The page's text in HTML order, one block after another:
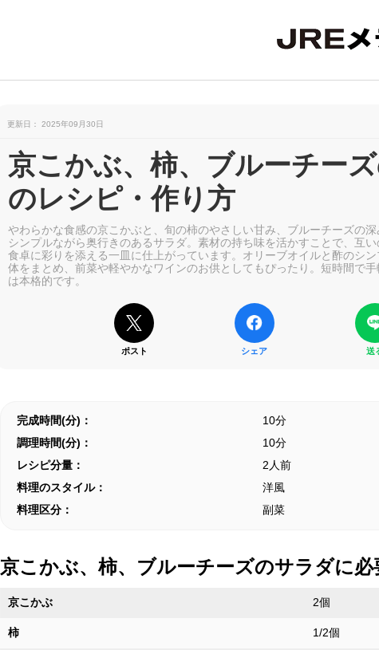
更新日： 2025年09月30日
京こかぶ、柿、ブルーチー
のレシピ・作り方
やわらかな食感の京こかぶと、旬の柿のやさしい甘み、ブルーチーズの深
シンプルながら奥行きのあるサラダ。素材の持ち味を活かすことで、互
食卓に彩りを添える一皿に仕上がっています。オリーブオイルと酢のシ
体をまとめ、前菜や軽やかなワインのお供としてもぴったり。短時間で
は本格的です。
ポスト シェア 送
完成時間(分)：
10分
調理時間(分)：
10分
レシピ分量：
2人前
料理のスタイル：
洋風
料理区分：
副菜
京こかぶ、柿、ブルーチーズのサラダに必
京こかぶ 2個
柿 1/2個